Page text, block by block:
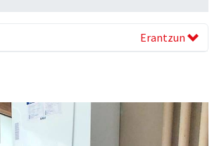
Erantzun